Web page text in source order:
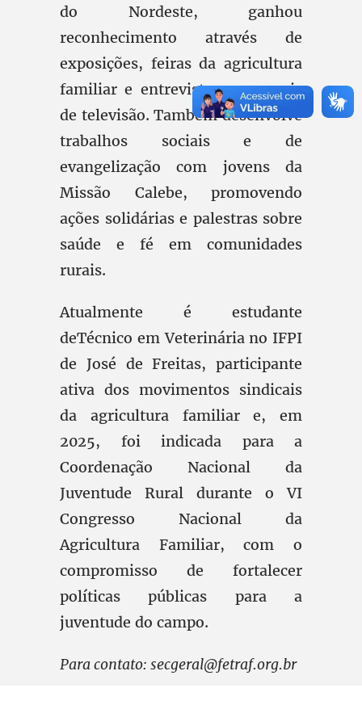
do Nordeste, ganhou
reconhecimento através de
exposições, feiras da agricultura
familiar e entrevistas em canais
de televisão. Também desenvolve
trabalhos sociais e de
evangelização com jovens da
Missão Calebe, promovendo
ações solidárias e palestras sobre
saúde e fé em comunidades
rurais.
Atualmente é estudante
deTécnico em Veterinária no IFPI
de José de Freitas, participante
ativa dos movimentos sindicais
da agricultura familiar e, em
2025, foi indicada para a
Coordenação Nacional da
Juventude Rural durante o VI
Congresso Nacional da
Agricultura Familiar, com o
compromisso de fortalecer
políticas públicas para a
juventude do campo.
Para contato: secgeral@fetraf.org.br